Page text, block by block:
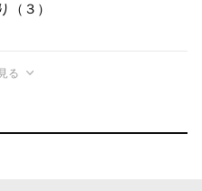
（３）
る